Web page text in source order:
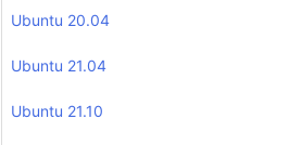
Ubuntu 20.04
Ubuntu 21.04
Ubuntu 21.10